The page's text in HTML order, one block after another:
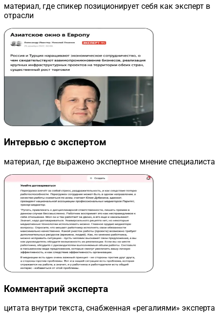
материал, где спикер позиционирует себя как эксперт в
отрасли
Интервью с экспертом
материал, где выражено экспертное мнение специалиста
Комментарий эксперта
цитата внутри текста, снабженная «регалиями» эксперта